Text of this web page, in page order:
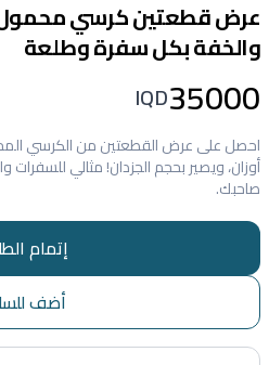
عرض قطعتين كرسي محمول
والخفة بكل سفرة وطلعة
35000
IQD
احصل على عرض القطعتين من الكرسي
أوزان، ويصير بحجم الجزدان! مثالي للسفرات
صاحبك.
إتمام
أضف